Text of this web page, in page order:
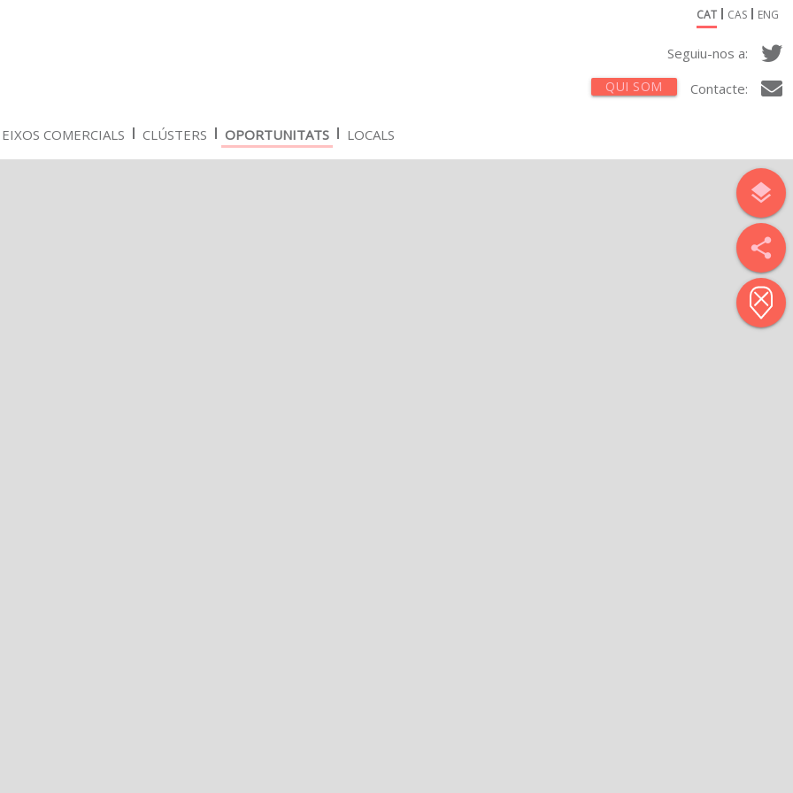
CAT CAS ENG
Seguiu-nos a:
QUI SOM Contacte:
EIXOS COMERCIALS CLÚSTERS OPORTUNITATS LOCALS
layers
share